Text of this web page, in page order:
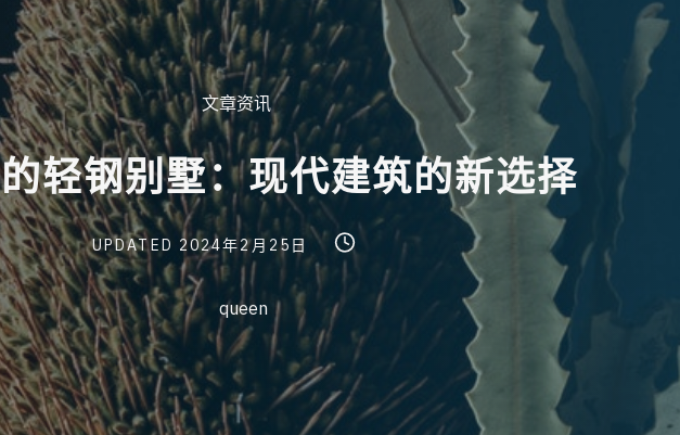
Post
Categories
文章资讯
的轻钢别墅：现代建筑的新选择
Post
last
updated
date
UPDATED 2024年2月25日
Post
read
time
Post
queen